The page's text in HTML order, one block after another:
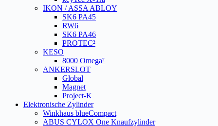
IKON / ASSA ABLOY
SK6 PA45
RW6
SK6 PA46
PROTEC²
KESO
8000 Omega²
ANKERSLOT
Global
Magnet
Project-K
Elektronische Zylinder
Winkhaus blueCompact
ABUS CYLOX One Knaufzylinder